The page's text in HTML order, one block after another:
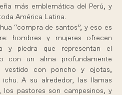
más emblemática del Perú, y
América Latina.
“compra de santos”, y eso es
hombres y mujeres ofrecen
y piedra que representan el
con un alma profundamente
vestido con poncho y ojotas,
A su alrededor, las llamas
los pastores son campesinos, y